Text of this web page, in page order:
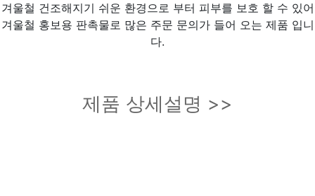
겨울철 건조해지기 쉬운 환경으로 부터 피부를 보호 할 수 있어
겨울철 홍보용 판촉물로 많은 주문 문의가 들어 오는 제품 입니
다.
제품 상세설명 >>